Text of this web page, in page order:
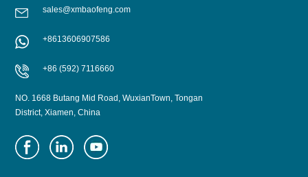
sales@xmbaofeng.com
+8613606907586
+86 (592) 7116660
NO. 1668 Butang Mid Road, WuxianTown, Tongan
District, Xiamen, China